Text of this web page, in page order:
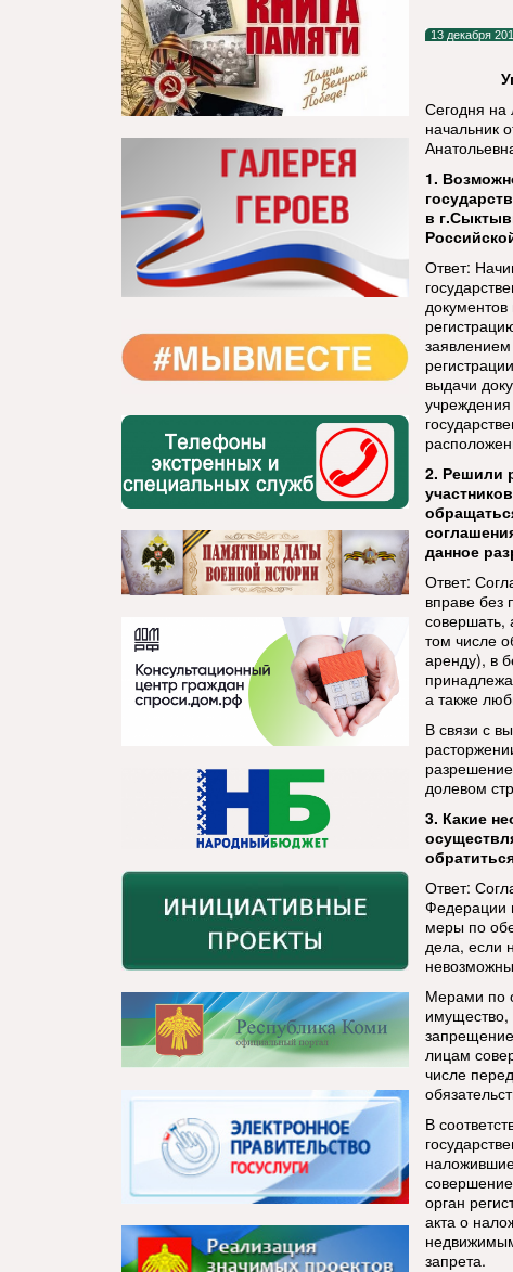
13 декабря
Сегодня на
начальник
1.
в
Ответ:
документов
выдачи
2. Решили
данное
Ответ:
вправе без
совершать,
том числе
аренду), в
а также
В связи с
долевом
3. Какие
Ответ:
Федерации
меры по
дела, если
Мерами по
имущество,
лицам
числе
В
орган
акта о
запрета.